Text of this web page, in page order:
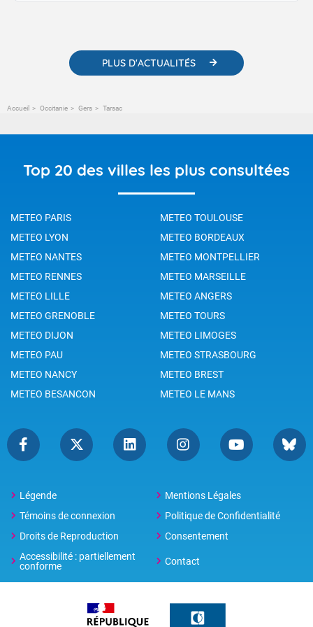
PLUS D'ACTUALITÉS
Accueil Occitanie Gers Tarsac
Top 20 des villes les plus consultées
METEO PARIS
METEO TOULOUSE
METEO LYON
METEO BORDEAUX
METEO NANTES
METEO MONTPELLIER
METEO RENNES
METEO MARSEILLE
METEO LILLE
METEO ANGERS
METEO GRENOBLE
METEO TOURS
METEO DIJON
METEO LIMOGES
METEO PAU
METEO STRASBOURG
METEO NANCY
METEO BREST
METEO BESANCON
METEO LE MANS
Légende
Mentions Légales
Témoins de connexion
Politique de Confidentialité
Droits de Reproduction
Consentement
Accessibilité : partiellement
conforme
Contact